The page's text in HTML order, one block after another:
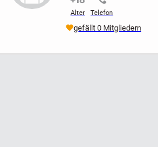
Alter Telefon
gefällt 0 Mitgliedern